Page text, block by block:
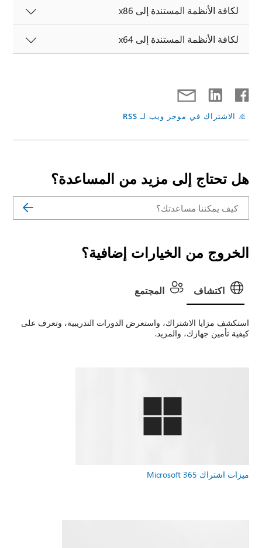
لكافة الأنظمة المستندة إلى x86
لكافة الأنظمة المستندة إلى x64
الاشتراك في موجز ويب لـ RSS
هل تحتاج إلى مزيد من المساعدة؟
الخروج من الخيارات إضافية؟
اكتشاف المجتمع
استكشف مزايا الاشتراك، واستعرض الدورات التدريبية، وتعرف على
كيفية تأمين جهازك، والمزيد.
ميزات اشتراك Microsoft 365